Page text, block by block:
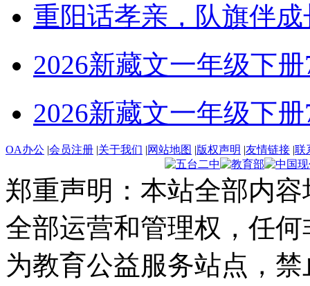
重阳话孝亲，队旗伴成
2026新藏文一年级下册
2026新藏文一年级下册
OA办公 |会员注册 |关于我们 |网站地图 |版权声明 |友情链接 |联
郑重声明：本站全部内
全部运营和管理权，任
为教育公益服务站点，